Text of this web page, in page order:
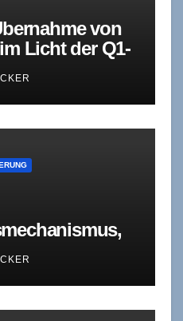
von
Licht der Q1-
zur